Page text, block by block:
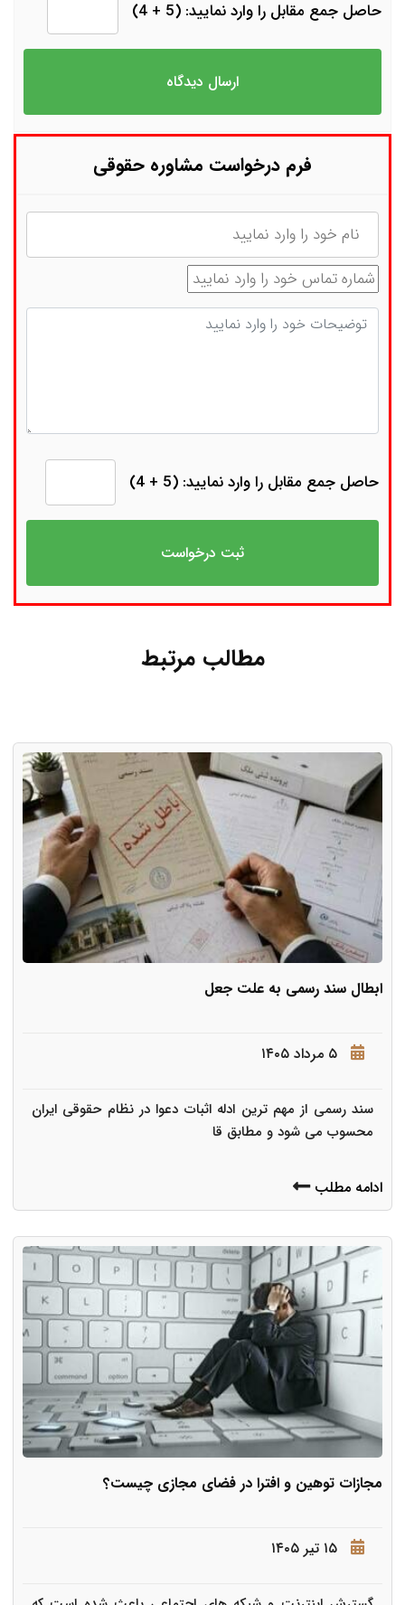
حاصل جمع مقابل را وارد نمایید: (5 + 4)
فرم درخواست مشاوره حقوقی
نام
شماره تماس
توضیحات
حاصل جمع مقابل را وارد نمایید: (5 + 4)
مطالب مرتبط
ابطال سند رسمی به علت جعل
۵ مرداد ۱۴۰۵
سند رسمی از مهم ترین ادله اثبات دعوا در نظام حقوقی ایران
محسوب می شود و مطابق قا
ادامه مطلب
مجازات توهین و افترا در فضای مجازی چیست؟
۱۵ تیر ۱۴۰۵